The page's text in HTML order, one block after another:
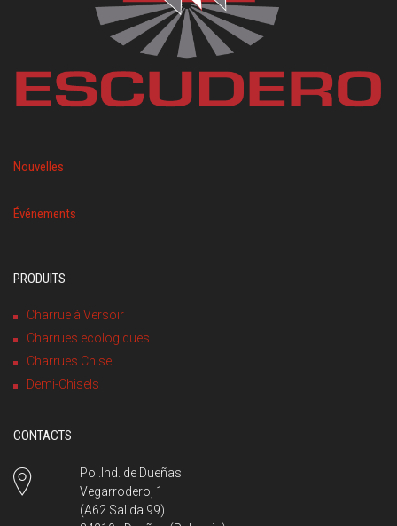
Nouvelles
Événements
PRODUITS
Charrue à Versoir
Charrues ecologiques
Charrues Chisel
Demi-Chisels
CONTACTS
Pol.Ind. de Dueñas
Vegarrodero, 1
(A62 Salida 99)